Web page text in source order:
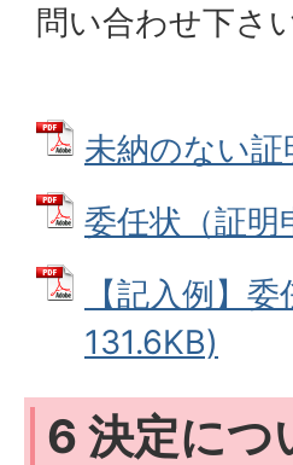
問い合わせ下さい
未納のない
委任状（証
【記入例】
131.6KB)
6 決定につ